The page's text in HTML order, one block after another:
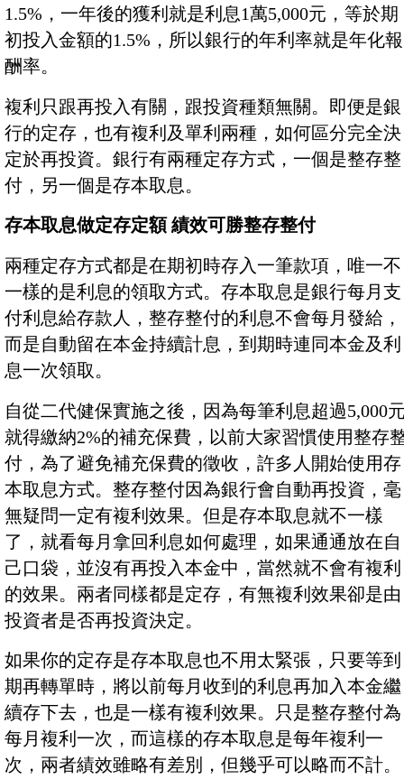
1.5%，一年後的獲利就是利息1萬5,000元，等於期
初投入金額的1.5%，所以銀行的年利率就是年化報
酬率。
複利只跟再投入有關，跟投資種類無關。即便是銀
行的定存，也有複利及單利兩種，如何區分完全決
定於再投資。銀行有兩種定存方式，一個是整存整
付，另一個是存本取息。
存本取息做定存定額 績效可勝整存整付
兩種定存方式都是在期初時存入一筆款項，唯一不
一樣的是利息的領取方式。存本取息是銀行每月支
付利息給存款人，整存整付的利息不會每月發給，
而是自動留在本金持續計息，到期時連同本金及利
息一次領取。
自從二代健保實施之後，因為每筆利息超過5,000
就得繳納2%的補充保費，以前大家習慣使用整存
付，為了避免補充保費的徵收，許多人開始使用存
本取息方式。整存整付因為銀行會自動再投資，毫
無疑問一定有複利效果。但是存本取息就不一樣
了，就看每月拿回利息如何處理，如果通通放在自
己口袋，並沒有再投入本金中，當然就不會有複利
的效果。兩者同樣都是定存，有無複利效果卻是由
投資者是否再投資決定。
如果你的定存是存本取息也不用太緊張，只要等到
期再轉單時，將以前每月收到的利息再加入本金繼
續存下去，也是一樣有複利效果。只是整存整付為
每月複利一次，而這樣的存本取息是每年複利一
次，兩者績效雖略有差別，但幾乎可以略而不計。